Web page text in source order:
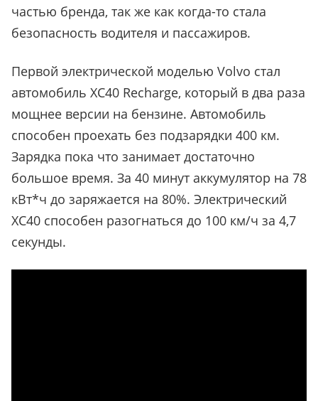
частью бренда, так же как когда-то стала
безопасность водителя и пассажиров.
Первой электрической моделью Volvo стал
автомобиль XC40 Recharge, который в два раза
мощнее версии на бензине. Автомобиль
способен проехать без подзарядки 400 км.
Зарядка пока что занимает достаточно
большое время. За 40 минут аккумулятор на 78
кВт*ч до заряжается на 80%. Электрический
XC40 способен разогнаться до 100 км/ч за 4,7
секунды.